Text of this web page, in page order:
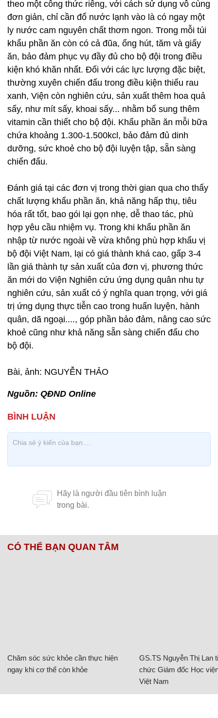
theo một công thức riêng, với cách sử dụng vô cùng
đơn giản, chỉ cần đổ nước lạnh vào là có ngay một
ly nước cam nguyên chất thơm ngon. Trong mỗi túi
khẩu phần ăn còn có cả đũa, ống hút, tăm và giấy
ăn, bảo đảm phục vụ đầy đủ cho bộ đội trong điều
kiện khó khăn nhất. Đối với các lực lượng đặc biệt,
thường xuyên chiến đấu trong điều kiện thiếu rau
xanh, Viện còn nghiên cứu, sản xuất thêm hoa quả
sấy, như mít sấy, khoai sấy... nhằm bổ sung thêm
vitamin cần thiết cho bộ đội. Khẩu phần ăn mỗi bữa
chứa khoảng 1.300-1.500kcl, bảo đảm đủ dinh
dưỡng, sức khoẻ cho bộ đội luyện tập, sẵn sàng
chiến đấu.
Đánh giá tại các đơn vị trong thời gian qua cho thấy
chất lượng khẩu phần ăn, khả năng hấp thụ, tiêu
hóa rất tốt, bao gói lại gọn nhẹ, dễ thao tác, phù
hợp yêu cầu nhiệm vụ. Trong khi khẩu phần ăn
nhập từ nước ngoài về vừa không phù hợp khẩu vị
bộ đội Việt Nam, lại có giá thành khá cao, gấp 3-4
lần giá thành tự sản xuất của đơn vị, phương thức
ăn mới do Viện Nghiên cứu ứng dụng quân nhu tự
nghiên cứu, sản xuất có ý nghĩa quan trọng, với giá
trị ứng dụng thực tiễn cao trong huấn luyện, hành
quân, dã ngoại...., góp phần bảo đảm, nâng cao sức
khoẻ cũng như khả năng sẵn sàng chiến đấu cho
bộ đội.
Bài, ảnh: NGUYỄN THẢO
Nguồn: QĐND Online
CÓ THỂ BẠN QUAN TÂM
Chăm sóc sức khỏe cần thực hiện
ngay khi cơ thể còn khỏe
GS.TS Nguyễn Thị Lan
chức Giám đốc Học
Việt Nam